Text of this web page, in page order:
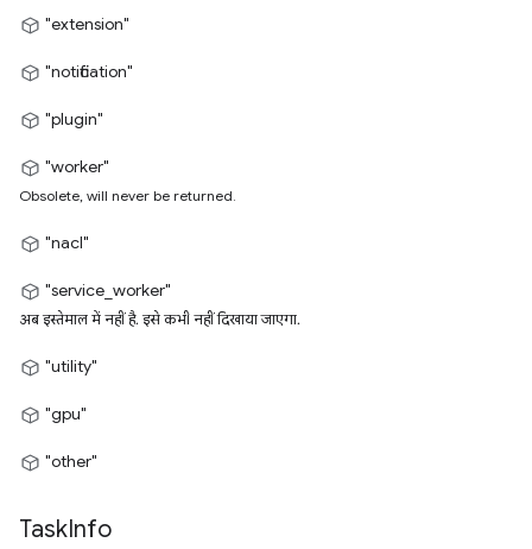
"extension"
"notification"
"plugin"
"worker"
Obsolete, will never be returned.
"nacl"
"service_worker"
अब इस्तेमाल में नहीं है. इसे कभी नहीं दिखाया जाएगा.
"utility"
"gpu"
"other"
TaskInfo